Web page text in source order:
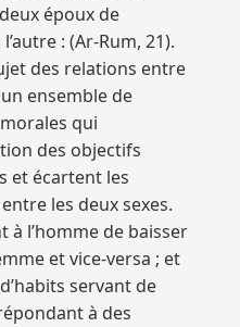
époux de
: (Ar-Rum, 21).
des relations entre
ensemble de
qui
des objectifs
et écartent les
les deux sexes.
à l’homme de baisser
et vice-versa ; et
servant de
à des